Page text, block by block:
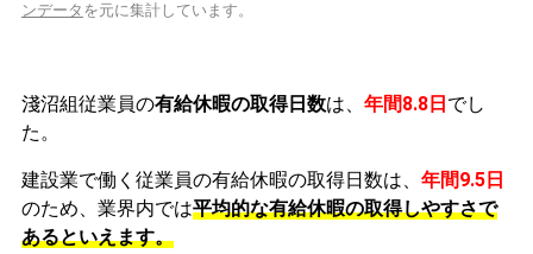
ンデータ を元に集計しています。
淺沼組従業員の有給休暇の取得日数は、 年間8.8日 でし
た。
建設業で働く従業員の有給休暇の取得日数は、 年間9.5日
のため、業界内では平均的な有給休暇の取得しやすさで
あるといえます。